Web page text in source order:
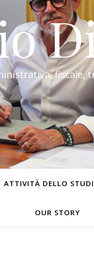
fiscale,
ATTIVITÀ DELLO
OUR STORY